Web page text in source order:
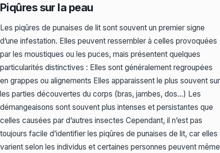
Piqûres sur la peau
Les piqûres de punaises de lit sont souvent un premier signe
d’une infestation. Elles peuvent ressembler à celles provoquées
par les moustiques ou les puces, mais présentent quelques
particularités distinctives : Elles sont généralement regroupées
en grappes ou alignements Elles apparaissent le plus souvent sur
les parties découvertes du corps (bras, jambes, dos…) Les
démangeaisons sont souvent plus intenses et persistantes que
celles causées par d’autres insectes Cependant, il n’est pas
toujours facile d’identifier les piqûres de punaises de lit, car elles
varient selon les individus et certaines personnes peuvent même